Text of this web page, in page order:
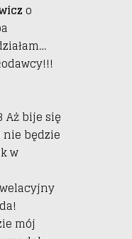
o
Aż bije się
będzie
w
mój